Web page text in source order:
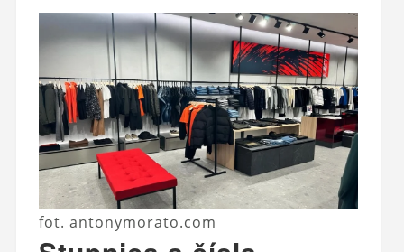
fot. antonymorato.com